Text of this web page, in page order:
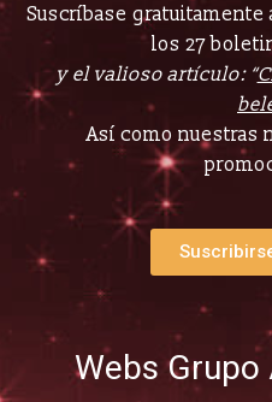
Suscríbase gratuitamente
los 27
y el valioso artículo: “
Así como nuestras
Webs